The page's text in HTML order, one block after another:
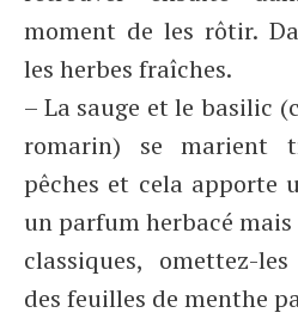
moment de les rôtir.
les herbes fraîches.
– La sauge et le basilic
romarin) se marient
pêches et cela apporte
un parfum herbacé
classiques, omettez-
des feuilles de menthe